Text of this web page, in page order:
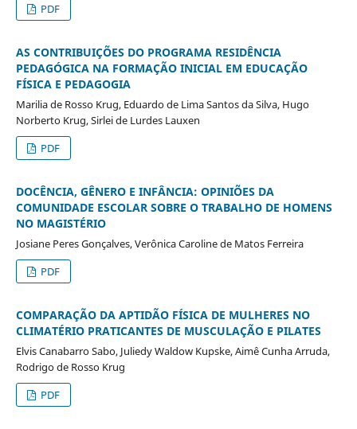
PDF
AS CONTRIBUIÇÕES DO PROGRAMA RESIDÊNCIA
PEDAGÓGICA NA FORMAÇÃO INICIAL EM EDUCAÇÃO
FÍSICA E PEDAGOGIA
Marilia de Rosso Krug, Eduardo de Lima Santos da Silva, Hugo
Norberto Krug, Sirlei de Lurdes Lauxen
PDF
DOCÊNCIA, GÊNERO E INFÂNCIA: OPINIÕES DA
COMUNIDADE ESCOLAR SOBRE O TRABALHO DE HOMENS
NO MAGISTÉRIO
Josiane Peres Gonçalves, Verônica Caroline de Matos Ferreira
PDF
COMPARAÇÃO DA APTIDÃO FÍSICA DE MULHERES NO
CLIMATÉRIO PRATICANTES DE MUSCULAÇÃO E PILATES
Elvis Canabarro Sabo, Juliedy Waldow Kupske, Aimê Cunha Arruda,
Rodrigo de Rosso Krug
PDF